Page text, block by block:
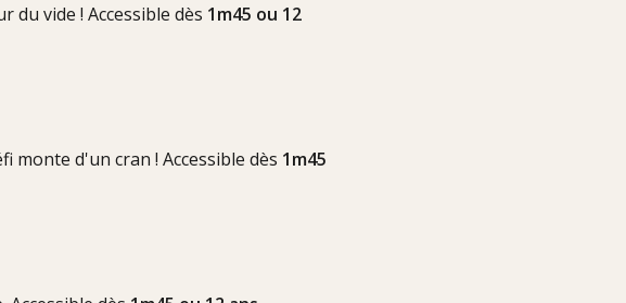
du vide ! Accessible dès 1m45 ou 12
monte d'un cran ! Accessible dès 1m45